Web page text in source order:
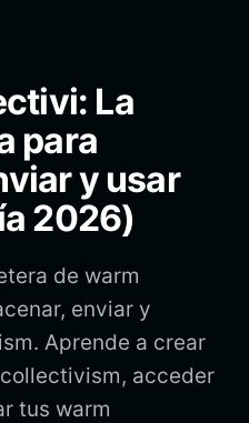
La
para
y usar
2026)
de warm
enviar y
Aprende a crear
acceder
tus warm